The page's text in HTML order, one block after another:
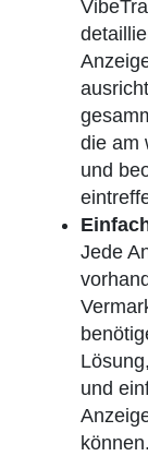
die am
und
Jede
und
können.